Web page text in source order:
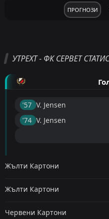
ПРОГНОЗИ
УТРЕХТ - ФК СЕРВЕТ
'57 ︎ V. Jensen
'74 ︎ V. Jensen
Жълти Картони
Жълти Картони
Червени Картони